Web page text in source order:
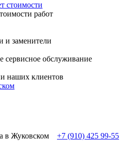
стоимости
работ
и заменители
сервисное обслуживание
наших клиентов
+7 (910) 425 99-55